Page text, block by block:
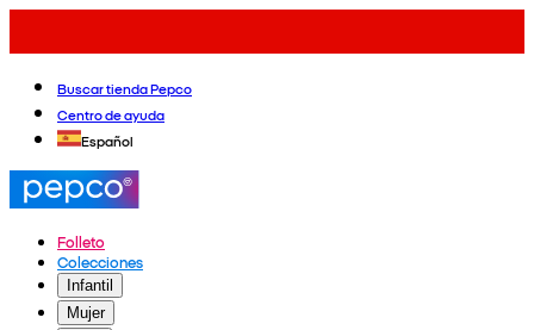
Buscar tienda Pepco
Centro de ayuda
Español
Folleto
Colecciones
Infantil
Mujer